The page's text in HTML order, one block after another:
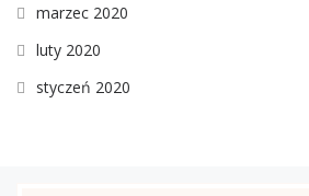
marzec 2020
luty 2020
styczeń 2020